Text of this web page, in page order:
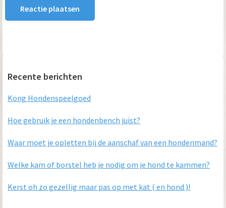
Primaire
Sidebar
Recente berichten
Kong Hondenspeelgoed
Hoe gebruik je een hondenbench juist?
Waar moet je opletten bij de aanschaf van een hondenmand?
Welke kam of borstel heb je nodig om je hond te kammen?
Kerst oh zo gezellig maar pas op met kat ( en hond )!